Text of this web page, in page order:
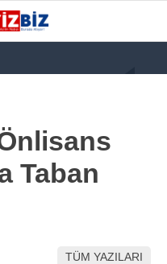
Taban
TÜM YAZILARI